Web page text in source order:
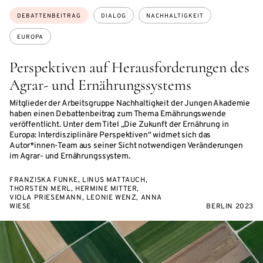
Perspektiven auf Herausforderungen des
Agrar- und Ernährungssystems
Mitglieder der Arbeitsgruppe Nachhaltigkeit der Jungen Akademie
haben einen Debattenbeitrag zum Thema Ernährungswende
veröffentlicht. Unter dem Titel „Die Zukunft der Ernährung in
Europa: Interdisziplinäre Perspektiven“ widmet sich das
Autor*innen-Team aus seiner Sicht notwendigen Veränderungen
im Agrar- und Ernährungssystem.
Themen:
DEBATTENBEITRAG DIALOG NACHHALTIGKEIT
EUROPA
FRANZISKA FUNKE, LINUS MATTAUCH,
THORSTEN MERL, HERMINE MITTER,
VIOLA PRIESEMANN, LEONIE WENZ, ANNA
WIESE
BERLIN 2023